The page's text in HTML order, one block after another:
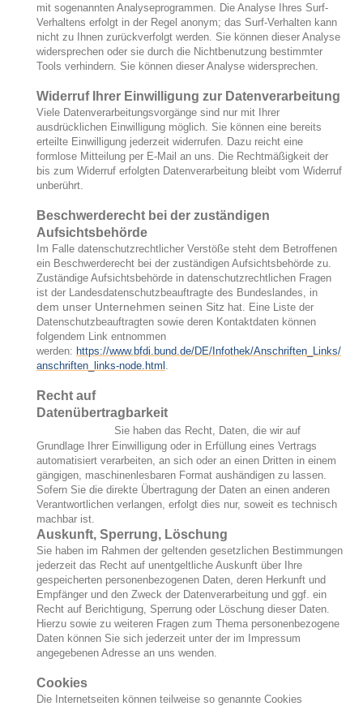
mit sogenannten Analyseprogrammen. Die Analyse Ihres Surf-
Verhaltens erfolgt in der Regel anonym; das Surf-Verhalten kann
nicht zu Ihnen zurückverfolgt werden. Sie können dieser Analyse
widersprechen oder sie durch die Nichtbenutzung bestimmter
Tools verhindern. Sie können dieser Analyse widersprechen.
Widerruf Ihrer Einwilligung zur Datenverarbeitung
Viele Datenverarbeitungsvorgänge sind nur mit Ihrer
ausdrücklichen Einwilligung möglich. Sie können eine bereits
erteilte Einwilligung jederzeit widerrufen. Dazu reicht eine
formlose Mitteilung per E-Mail an uns. Die Rechtmäßigkeit der
bis zum Widerruf erfolgten Datenverarbeitung bleibt vom Widerruf
unberührt.
Beschwerderecht bei der zuständigen
Aufsichtsbehörde
Im Falle datenschutzrechtlicher Verstöße steht dem Betroffenen
ein Beschwerderecht bei der zuständigen Aufsichtsbehörde zu.
Zuständige Aufsichtsbehörde in datenschutzrechtlichen Fragen
ist der Landesdatenschutzbeauftragte des Bundeslandes, in
dem unser Unternehmen seinen Sitz hat. Eine Liste der
Datenschutzbeauftragten sowie deren Kontaktdaten können
folgendem Link entnommen
werden: https://www.bfdi.bund.de/DE/Infothek/Anschriften_Links/
anschriften_links-node.html
Recht auf
Datenübertragbarkeit
Sie haben das Recht, Daten, die wir auf
Grundlage Ihrer Einwilligung oder in Erfüllung eines Vertrags
automatisiert verarbeiten, an sich oder an einen Dritten in einem
gängigen, maschinenlesbaren Format aushändigen zu lassen.
Sofern Sie die direkte Übertragung der Daten an einen anderen
Verantwortlichen verlangen, erfolgt dies nur, soweit es technisch
machbar ist.
Auskunft, Sperrung, Löschung
Sie haben im Rahmen der geltenden gesetzlichen Bestimmungen
jederzeit das Recht auf unentgeltliche Auskunft über Ihre
gespeicherten personenbezogenen Daten, deren Herkunft und
Empfänger und den Zweck der Datenverarbeitung und ggf. ein
Recht auf Berichtigung, Sperrung oder Löschung dieser Daten.
Hierzu sowie zu weiteren Fragen zum Thema personenbezogene
Daten können Sie sich jederzeit unter der im Impressum
angegebenen Adresse an uns wenden.
Cookies
Die Internetseiten können teilweise so genannte Cookies